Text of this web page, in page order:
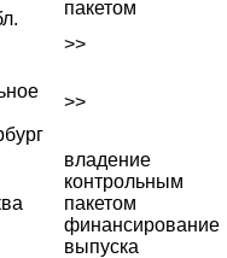
пакетом
>>
>>
владение
контрольным
пакетом
финансирование
выпуска